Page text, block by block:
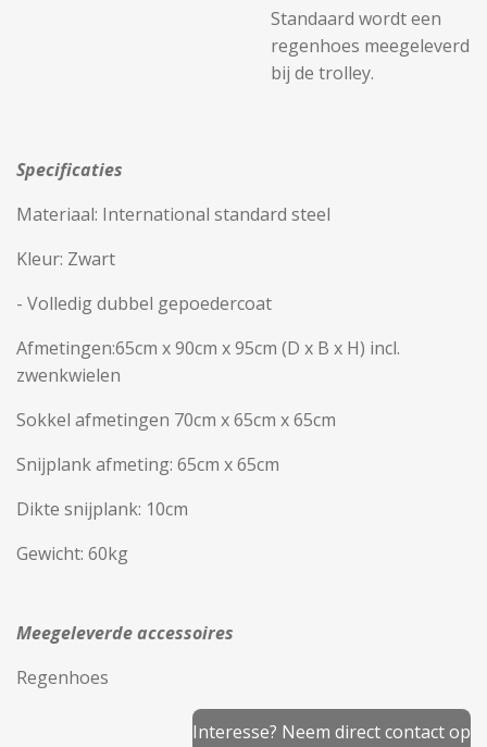
Standaard wordt een
regenhoes meegeleverd
bij de trolley.
Specificaties
Materiaal: International standard steel
Kleur: Zwart
- Volledig dubbel gepoedercoat
Afmetingen:65cm x 90cm x 95cm (D x B x H) incl.
zwenkwielen
Sokkel afmetingen 70cm x 65cm x 65cm
Snijplank afmeting: 65cm x 65cm
Dikte snijplank: 10cm
Gewicht: 60kg
Meegeleverde accessoires
Regenhoes
Interesse? Neem direct contact op